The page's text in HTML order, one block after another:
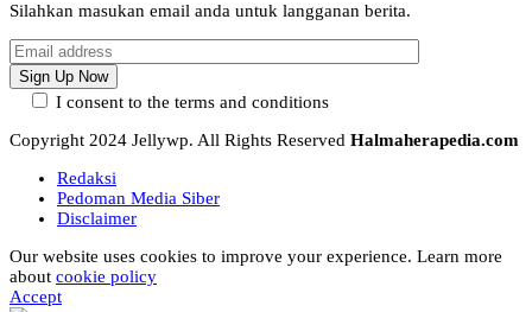
Silahkan masukan email anda untuk langganan berita.
I consent to the terms and conditions
Copyright 2024 Jellywp. All Rights Reserved Halmaherapedia.com
Redaksi
Pedoman Media Siber
Disclaimer
Our website uses cookies to improve your experience. Learn more
about cookie policy
Accept